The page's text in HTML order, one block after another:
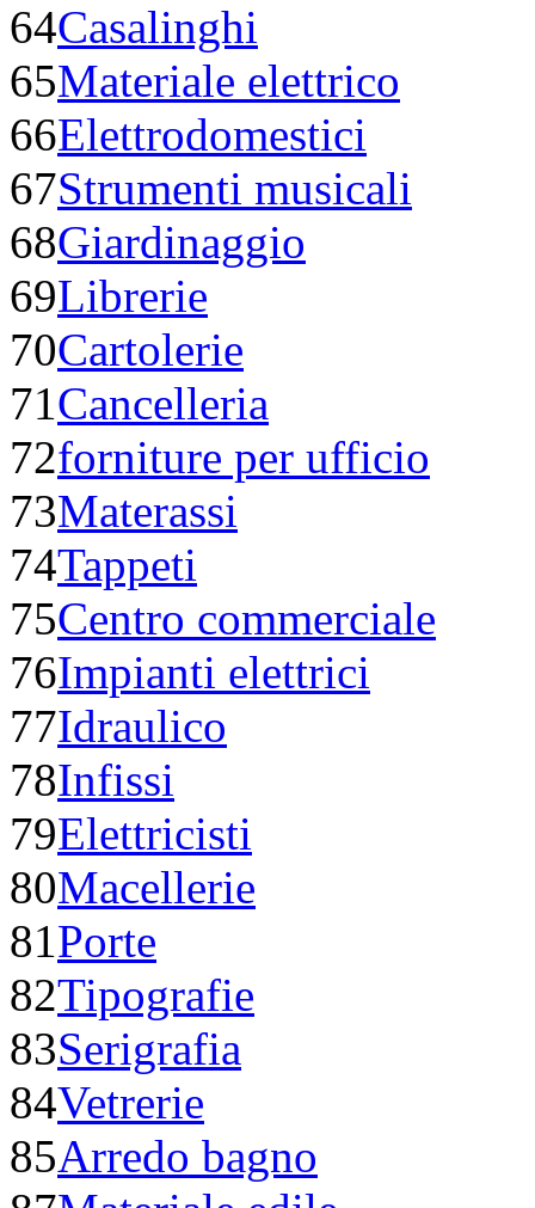
64Casalinghi
65Materiale elettrico
66Elettrodomestici
67Strumenti musicali
68Giardinaggio
69Librerie
70Cartolerie
71Cancelleria
72forniture per ufficio
73Materassi
74Tappeti
75Centro commerciale
76Impianti elettrici
77Idraulico
78Infissi
79Elettricisti
80Macellerie
81Porte
82Tipografie
83Serigrafia
84Vetrerie
85Arredo bagno